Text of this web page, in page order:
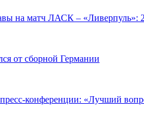
на матч ЛАСК – «Ливерпуль»:
от сборной Германии
конференции: «Лучший